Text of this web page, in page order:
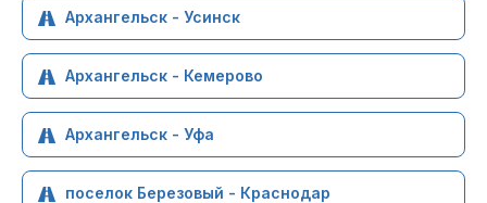
Архангельск - Усинск
Архангельск - Кемерово
Архангельск - Уфа
поселок Березовый - Краснодар